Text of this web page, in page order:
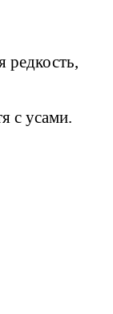
с усами.